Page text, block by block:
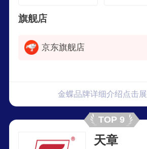
旗舰店
京东旗舰店
金蝶品牌详细介绍点击
TOP 9
天章